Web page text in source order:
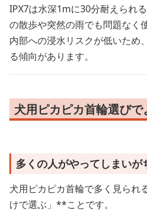
IPX7は水深1mに30分耐えられ
の散歩や突然の雨でも問題なく
内部への浸水リスクが低いため
る傾向があります。
犬用ピカピカ首輪選び
多くの人がやってしまいが
犬用ピカピカ首輪で多く見ら
けで選ぶ」**ことです。